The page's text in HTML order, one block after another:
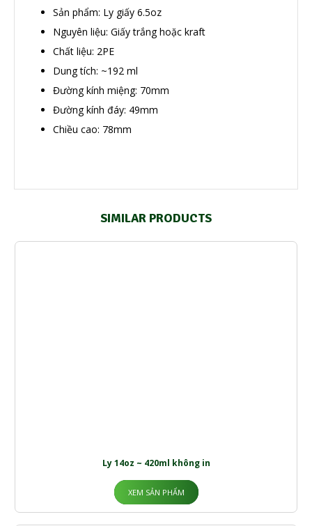
Sản phẩm: Ly giấy 6.5oz
Nguyên liệu: Giấy trắng hoặc kraft
Chất liệu: 2PE
Dung tích: ~192 ml
Đường kính miệng: 70mm
Đường kính đáy: 49mm
Chiều cao: 78mm
SIMILAR PRODUCTS
Ly 14oz ~ 420ml không in
XEM SẢN PHẨM